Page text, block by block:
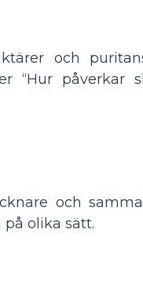
och
“Hur påverkar
och
olika sätt.